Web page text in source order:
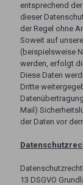
entsprechend
dieser
der Regel ohne
Soweit auf
(beispielsweise
werden, erfolgt
Diese Daten
Dritte
Mail)
der Daten vor
13 DSGVO